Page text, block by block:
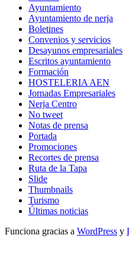
Ayuntamiento
Ayuntamiento de nerja
Boletines
Convenios y servicios
Desayunos empresariales
Escritos ayuntamiento
Formación
HOSTELERIA AEN
Jornadas Empresariales
Nerja Centro
No tweet
Notas de prensa
Portada
Promociones
Recortes de prensa
Ruta de la Tapa
Slide
Thumbnails
Turismo
Últimas noticias
Funciona gracias a WordPress y